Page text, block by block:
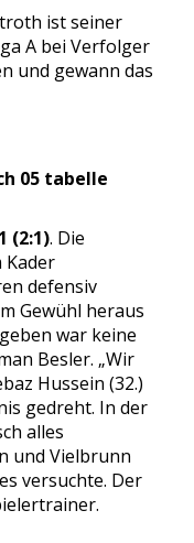
ist seiner
A bei Verfolger
und gewann das
(2:1). Die
Kader
defensiv
Gewühl heraus
war keine
Besler. „Wir
Hussein (32.)
gedreht. In der
alles
und Vielbrunn
versuchte. Der